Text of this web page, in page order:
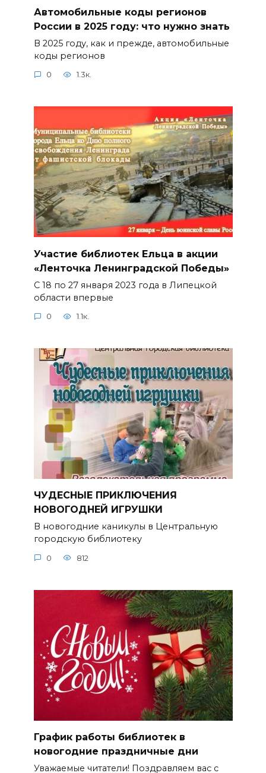
Автомобильные коды регионов
России в 2025 году: что нужно знать
В 2025 году, как и прежде, автомобильные
коды регионов
0 1.3к.
Участие библиотек Ельца в акции
«Ленточка Ленинградской Победы»
С 18 по 27 января 2023 года в Липецкой
области впервые
0 1.1к.
ЧУДЕСНЫЕ ПРИКЛЮЧЕНИЯ
НОВОГОДНЕЙ ИГРУШКИ
В новогодние каникулы в Центральную
городскую библиотеку
0 812
График работы библиотек в
новогодние праздничные дни
Уважаемые читатели! Поздравляем вас с